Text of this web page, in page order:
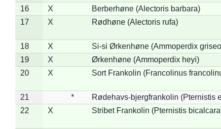
16
X
Berberhøne (Alectoris barbara)
17
X Rødhøne (Alectoris rufa)
18 X
Si-si Ørkenhøne (Ammoperdix
19
X
Ørkenhøne (Ammoperdix heyi)
20
X Sort Frankolin (Francolinus
21 *
Rødehavs-bjergfrankolin (Pternistis
22
X Stribet Frankolin (Pternistis